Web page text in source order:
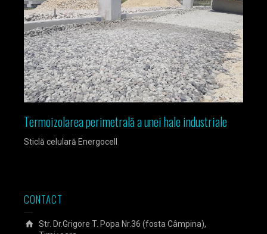
Termoizolarea perimetrală a unei hale industriale
Sticlă celulară Energocell
CONTACT
Str. Dr.Grigore T. Popa Nr.36 (fosta Câmpina),